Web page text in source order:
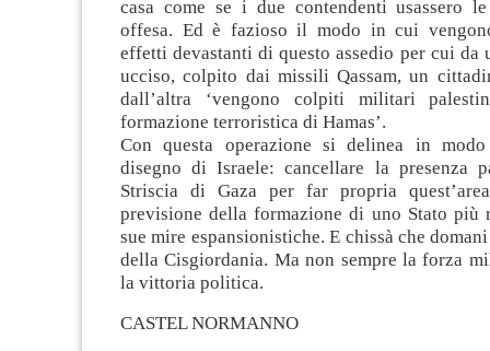
casa come se i due contendenti usassero
offesa. Ed è fazioso il modo in cui
effetti devastanti di questo assedio per cui da
ucciso, colpito dai missili Qassam, un
dall’altra ‘vengono colpiti militari
formazione terroristica di Hamas’.
Con questa operazione si delinea in
disegno di Israele: cancellare la presenza
Striscia di Gaza per far propria
previsione della formazione di uno Stato più
sue mire espansionistiche. E chissà che
della Cisgiordania. Ma non sempre la forza
la vittoria politica.
CASTEL NORMANNO